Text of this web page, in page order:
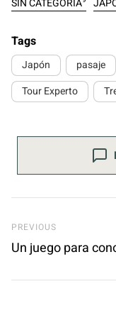
Tags
Japón pasaje
Tour Experto
Previous Post
PREVIOUS
Un juego para